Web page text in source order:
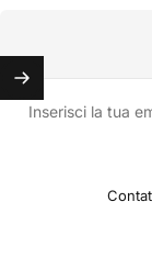
Inserisci la tua